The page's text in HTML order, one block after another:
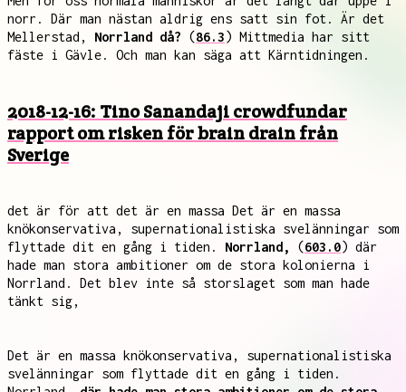
norr. Där man nästan aldrig ens satt sin fot. Är det
Mellerstad, Norrland då? (86.3) Mittmedia har sitt
fäste i Gävle. Och man kan säga att Kärntidningen.
2018-12-16: Tino Sanandaji crowdfundar
rapport om risken för brain drain från
Sverige
det är för att det är en massa Det är en massa
knökonservativa, supernationalistiska svelänningar som
flyttade dit en gång i tiden. Norrland, (603.0) där
hade man stora ambitioner om de stora kolonierna i
Norrland. Det blev inte så storslaget som man hade
tänkt sig,
Det är en massa knökonservativa, supernationalistiska
svelänningar som flyttade dit en gång i tiden.